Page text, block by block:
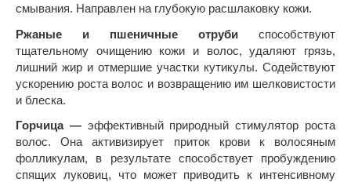
смывания. Направлен на глубокую расшлаковку кожи.
Ржаные и пшеничные отруби способствуют
тщательному очищению кожи и волос, удаляют грязь,
лишний жир и отмершие участки кутикулы. Содействуют
ускорению роста волос и возвращению им шелковистости
и блеска.
Горчица —эффективный природный стимулятор роста
волос. Она активизирует приток крови к волосяным
фолликулам, в результате способствует пробуждению
спящих луковиц, что может приводить к интенсивному